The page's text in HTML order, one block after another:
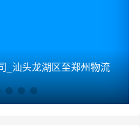
_汕头龙湖区至郑州物流